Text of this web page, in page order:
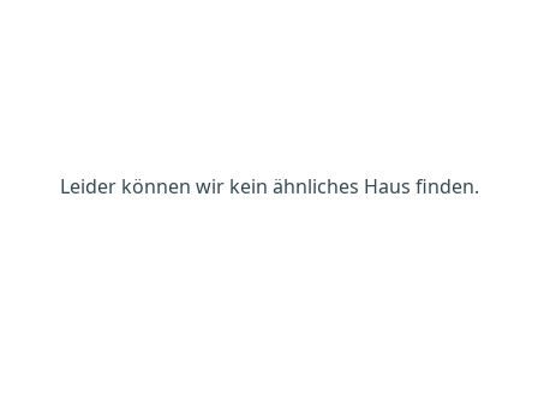
Leider können wir kein ähnliches Haus finden.